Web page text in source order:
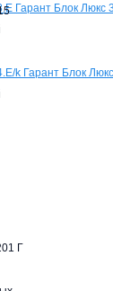
Гарант Блок Люкс
Гарант Блок
Г